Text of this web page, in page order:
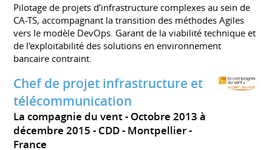
Pilotage de projets d’infrastructure complexes au sein de
CA-TS, accompagnant la transition des méthodes Agiles
vers le modèle DevOps. Garant de la viabilité technique et
de l'exploitabilité des solutions en environnement
bancaire contraint.
Chef de projet infrastructure et
télécommunication
La compagnie du vent
Octobre 2013 à
décembre 2015 CDD
Montpellier
France